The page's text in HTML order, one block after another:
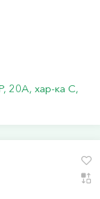
20A, хар-ка C,